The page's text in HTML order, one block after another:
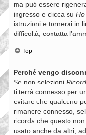
ma può essere
ingresso e clicca su Ho
istruzioni e tornerai in
difficoltà, contatta
Top
Perché vengo
Se non selezioni
ti terrà connesso per
evitare che qualcuno
rimanere connesso,
ricorda che questo
usato anche da altri,